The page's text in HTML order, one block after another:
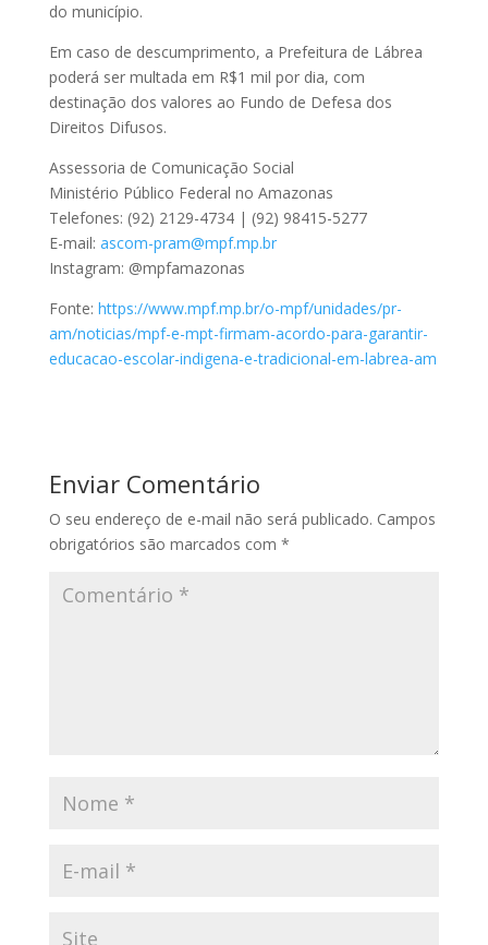
do município.
Em caso de descumprimento, a Prefeitura de Lábrea
poderá ser multada em R$1 mil por dia, com
destinação dos valores ao Fundo de Defesa dos
Direitos Difusos.
Assessoria de Comunicação Social
Ministério Público Federal no Amazonas
Telefones: (92) 2129-4734 | (92) 98415-5277
E-mail: ascom-pram@mpf.mp.br
Instagram: @mpfamazonas
Fonte: https://www.mpf.mp.br/o-mpf/unidades/pr-
am/noticias/mpf-e-mpt-firmam-acordo-para-garantir-
educacao-escolar-indigena-e-tradicional-em-labrea-am
Enviar Comentário
O seu endereço de e-mail não será publicado. Campos
obrigatórios são marcados com *